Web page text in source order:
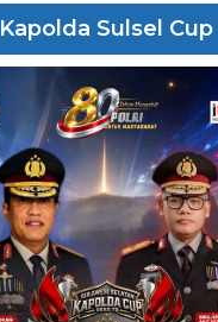
Kapolda Sulsel Cup